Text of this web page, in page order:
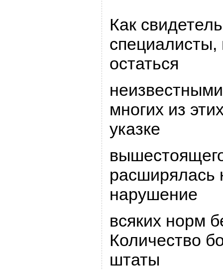
Как
остаться
многих из
указке
pасшиpялась
наpушение
всяких ноpм
Количество
штаты